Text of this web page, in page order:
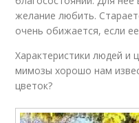
желание любить.
очень обижается, если
Характеристики людей и
мимозы хорошо нам
цветок?